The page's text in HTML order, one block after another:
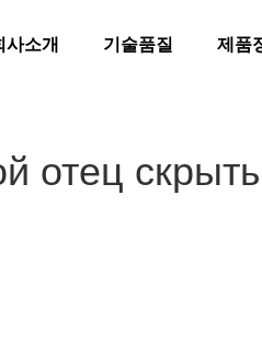
사소개 기술품질 제품
отец